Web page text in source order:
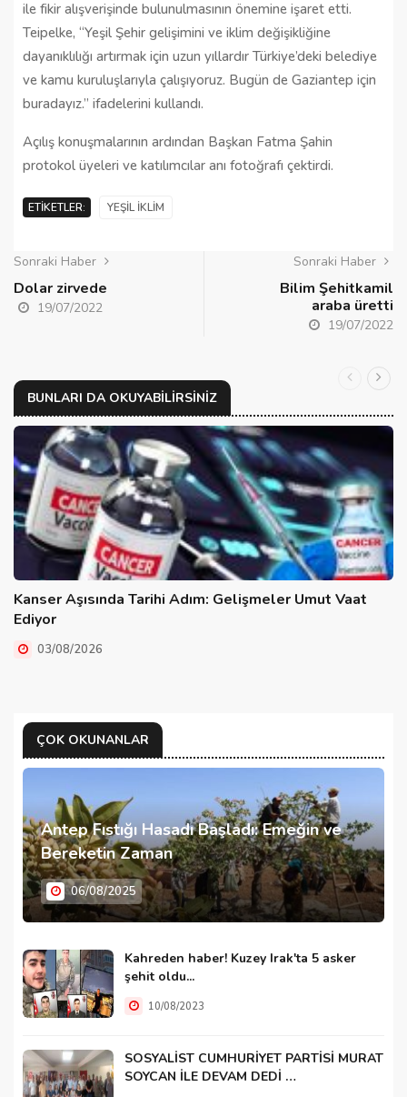
ile fikir alışverişinde bulunulmasının önemine işaret etti.
Teipelke, “Yeşil Şehir gelişimini ve iklim değişikliğine
dayanıklılığı artırmak için uzun yıllardır Türkiye’deki belediye
ve kamu kuruluşlarıyla çalışıyoruz. Bugün de Gaziantep için
buradayız.” ifadelerini kullandı.
Açılış konuşmalarının ardından Başkan Fatma Şahin
protokol üyeleri ve katılımcılar anı fotoğrafı çektirdi.
ETIKETLER: YEŞIL IKLIM
Sonraki Haber
Dolar zirvede
19/07/2022
Sonraki Haber
Bilim Şehitkamil
araba üretti
19/07/2022
BUNLARI DA OKUYABILIRSINIZ
Kanser Aşısında Tarihi Adım: Gelişmeler Umut Vaat
Ediyor
03/08/2026
ÇOK OKUNANLAR
Antep Fıstığı Hasadı Başladı: Emeğin ve
Bereketin Zaman
06/08/2025
Kahreden haber! Kuzey Irak'ta 5 asker
şehit oldu...
10/08/2023
SOSYALİST CUMHURİYET PARTİSİ MURAT
SOYCAN İLE DEVAM DEDİ …